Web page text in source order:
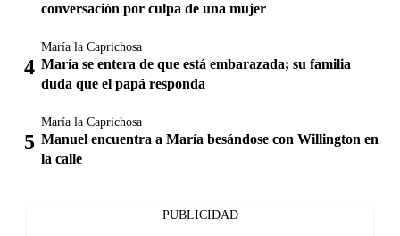
conversación por culpa de una mujer
María la Caprichosa
María se entera de que está embarazada; su familia
duda que el papá responda
María la Caprichosa
Manuel encuentra a María besándose con Willington en
la calle
PUBLICIDAD